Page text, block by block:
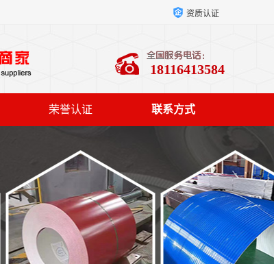
资质认证
18116413584
荣誉认证 联系方式